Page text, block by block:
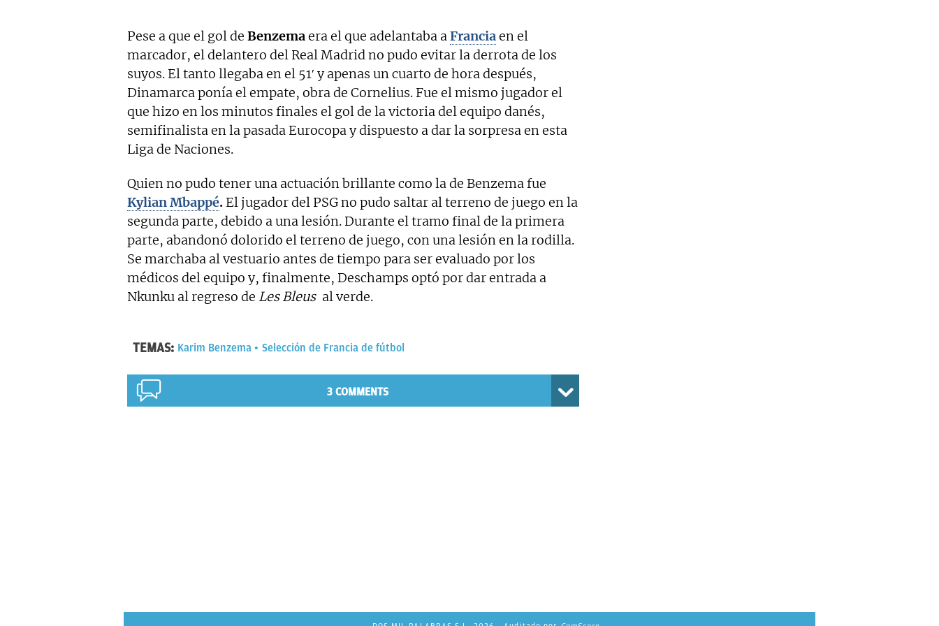
Pese a que el gol de Benzemaera el que adelantaba aFranciaen el
marcador, el delantero del Real Madrid no pudo evitar la derrota de los
suyos. El tanto llegaba en el 51′ y apenas un cuarto de hora después,
Dinamarca ponía el empate, obra de Cornelius. Fue el mismo jugador el
que hizo en los minutos finales el gol de la victoria del equipo danés,
semifinalista en la pasada Eurocopa y dispuesto a dar la sorpresa en esta
Liga de Naciones.
Quien no pudo tener una actuación brillante como la de Benzema fue
Kylian Mbappé. El jugador del PSG no pudo saltar al terreno de juego en la
segunda parte, debido a una lesión. Durante el tramo final de la primera
parte, abandonó dolorido el terreno de juego, con una lesión en la rodilla.
Se marchaba al vestuario antes de tiempo para ser evaluado por los
médicos del equipo y, finalmente, Deschamps optó por dar entrada a
Nkunku al regreso de Les Bleus al verde.
TEMAS: Karim Benzema Selección de Francia de fútbol
3 COMMENTS